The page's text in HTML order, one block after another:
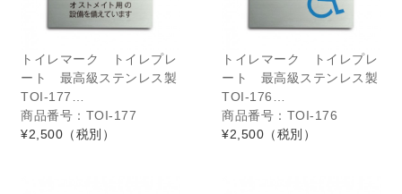
トイレマーク トイレプレ
ート 最高級ステンレス製
TOI-177…
商品番号：TOI-177
¥2,500 （税別）
トイレマーク トイレプレ
ート 最高級ステンレス製
TOI-176…
商品番号：TOI-176
¥2,500 （税別）